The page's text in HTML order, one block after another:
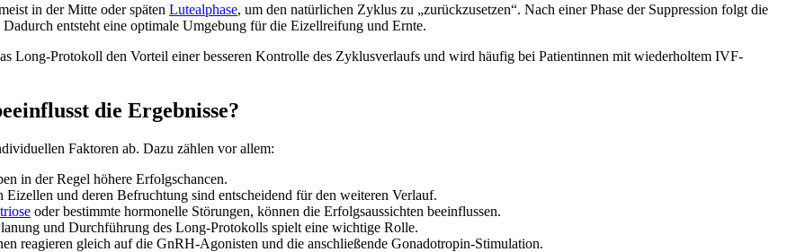
in der Mitte oder späten Lutealphase, um den natürlichen Zyklus zu „zurückzusetzen“. Nach einer Phase der Suppression folgt die
entsteht eine optimale Umgebung für die Eizellreifung und Ernte.
Long-Protokoll den Vorteil einer besseren Kontrolle des Zyklusverlaufs und wird häufig bei Patientinnen mit wiederholtem IVF-
die Ergebnisse?
Faktoren ab. Dazu zählen vor allem:
in der Regel höhere Erfolgschancen.
und deren Befruchtung sind entscheidend für den weiteren Verlauf.
oder bestimmte hormonelle Störungen, können die Erfolgsaussichten beeinflussen.
und Durchführung des Long-Protokolls spielt eine wichtige Rolle.
reagieren gleich auf die GnRH-Agonisten und die anschließende Gonadotropin-Stimulation.